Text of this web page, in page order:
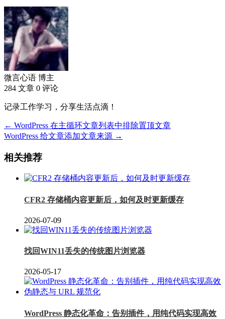
微言心语 博主
284 文章 0 评论
记录工作学习，分享生活点滴！
← WordPress 在主循环文章列表中排除置顶文章
WordPress 给文章添加文章来源 →
相关推荐
CFR2 存储桶内容更新后，如何及时更新缓存
2026-07-09
找回WIN11丢失的传统图片浏览器
2026-05-17
WordPress 静态化革命：告别插件，用纯代码实现高效